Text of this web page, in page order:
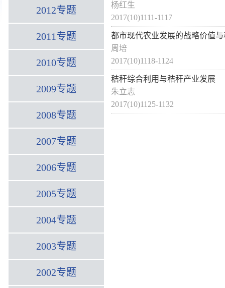
2012专题
2011专题
2010专题
2009专题
2008专题
2007专题
2006专题
2005专题
2004专题
2003专题
2002专题
杨红生
2017(10)1111-1117
都市现代农业发展的战略价值
周培
2017(10)1118-1124
秸秆综合利用与秸秆产业发展
朱立志
2017(10)1125-1132